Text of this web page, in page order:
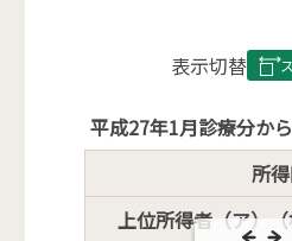
表
み
の
表示切替
平成27年1月診療分か
所
上位所得者（ア）